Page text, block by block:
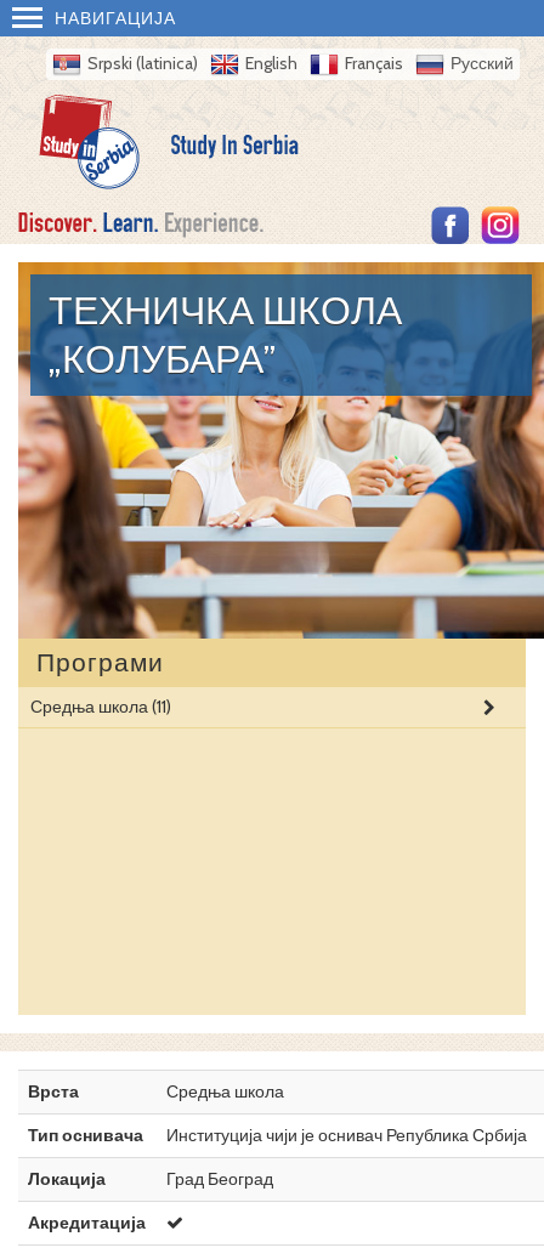
НАВИГАЦИЈА
Srpski (latinica) English Français Русский
ТЕХНИЧКА ШКОЛА
„КОЛУБАРА”
Програми
Средња школа(11)
Врста
Средња школа
Тип оснивача
Институција чији је оснивач Република Србија
Локација
Град Београд
Акредитација